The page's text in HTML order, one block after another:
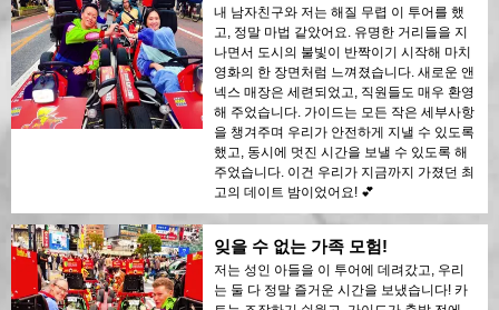
내 남자친구와 저는 해질 무렵 이 투어를 했
고, 정말 마법 같았어요. 유명한 거리들을 지
나면서 도시의 불빛이 반짝이기 시작해 마치
영화의 한 장면처럼 느껴졌습니다. 새로운 앤
넥스 매장은 세련되었고, 직원들도 매우 환영
해 주었습니다. 가이드는 모든 작은 세부사항
을 챙겨주며 우리가 안전하게 지낼 수 있도록
했고, 동시에 멋진 시간을 보낼 수 있도록 해
주었습니다. 이건 우리가 지금까지 가졌던 최
고의 데이트 밤이었어요! 💕
잊을 수 없는 가족 모험!
저는 성인 아들을 이 투어에 데려갔고, 우리
는 둘 다 정말 즐거운 시간을 보냈습니다! 카